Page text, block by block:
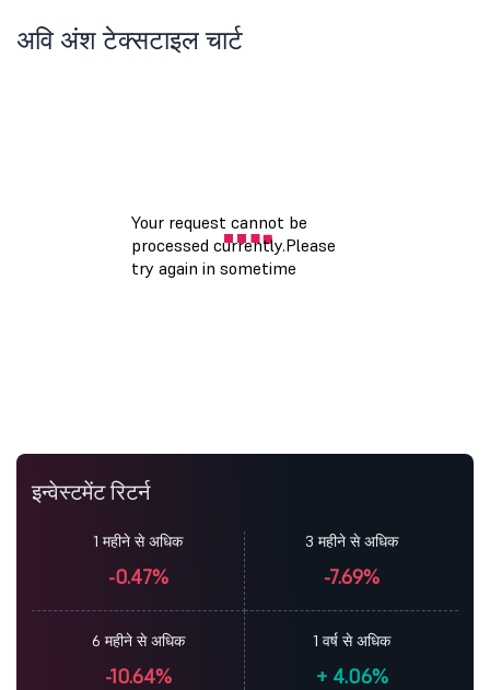
अवि अंश टेक्सटाइल चार्ट
इन्वेस्टमेंट रिटर्न
1 महीने से अधिक
-0.47%
3 महीने से अधिक
-7.69%
6 महीने से अधिक
-10.64%
1 वर्ष से अधिक
+4.06%